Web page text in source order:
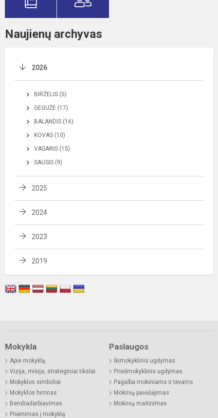
Naujienų archyvas
2026
BIRŽELIS (5)
GEGUŽĖ (17)
BALANDIS (16)
KOVAS (10)
VASARIS (15)
SAUSIS (9)
2025
2024
2023
2019
Mokykla
Apie mokyklą
Vizija, misija, strateginiai tikslai
Mokyklos simboliai
Mokyklos himnas
Bendradarbiavimas
Priėmimas į mokyklą
Paslaugos
Ikimokyklinis ugdymas
Priešmokyklinis ugdymas
Pagalba mokiniams ir tėvams
Mokinių pavėžėjimas
Mokinių maitinimas